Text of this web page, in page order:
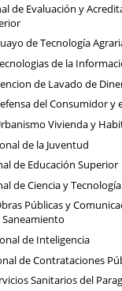
de Evaluación y
de Tecnología
de la
de Lavado de
del Consumidor y
Vivienda y
de la Juventud
de Educación Superior
de Ciencia y Tecnología
Públicas y
de Inteligencia
de Contrataciones
Sanitarios del